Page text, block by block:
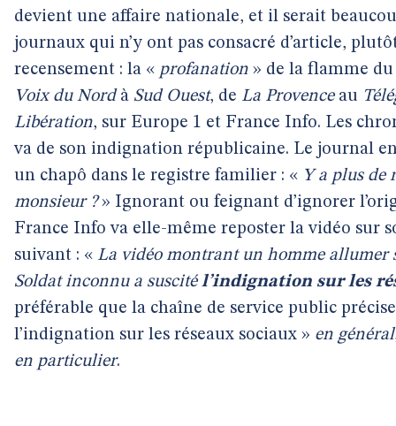
devient une affaire nationale, et il serait
journaux qui n’y ont pas consacré d’article,
recensement : la « profanation » de la flamme
Voix du Nordà Sud Ouest, de La Provenceau
Libération, sur Europe 1 et France Info. Les
va de son indignation républicaine. Le journal
un chapô dans le registre familier : « Y a plus de
monsieur ?» Ignorant ou feignant d’ignorer
France Info va elle-même reposter la vidéo sur
suivant : « La vidéo montrant un homme allumer
Soldat inconnu a suscité l’indignation sur les
préférable que la chaîne de service public
l’indignation sur les réseaux sociaux » en général
en particulier.